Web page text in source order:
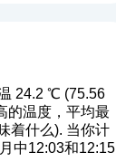
24.2 ℃ (75.56
的温度，平均最
着什么). 当你计
中12:03和12:15